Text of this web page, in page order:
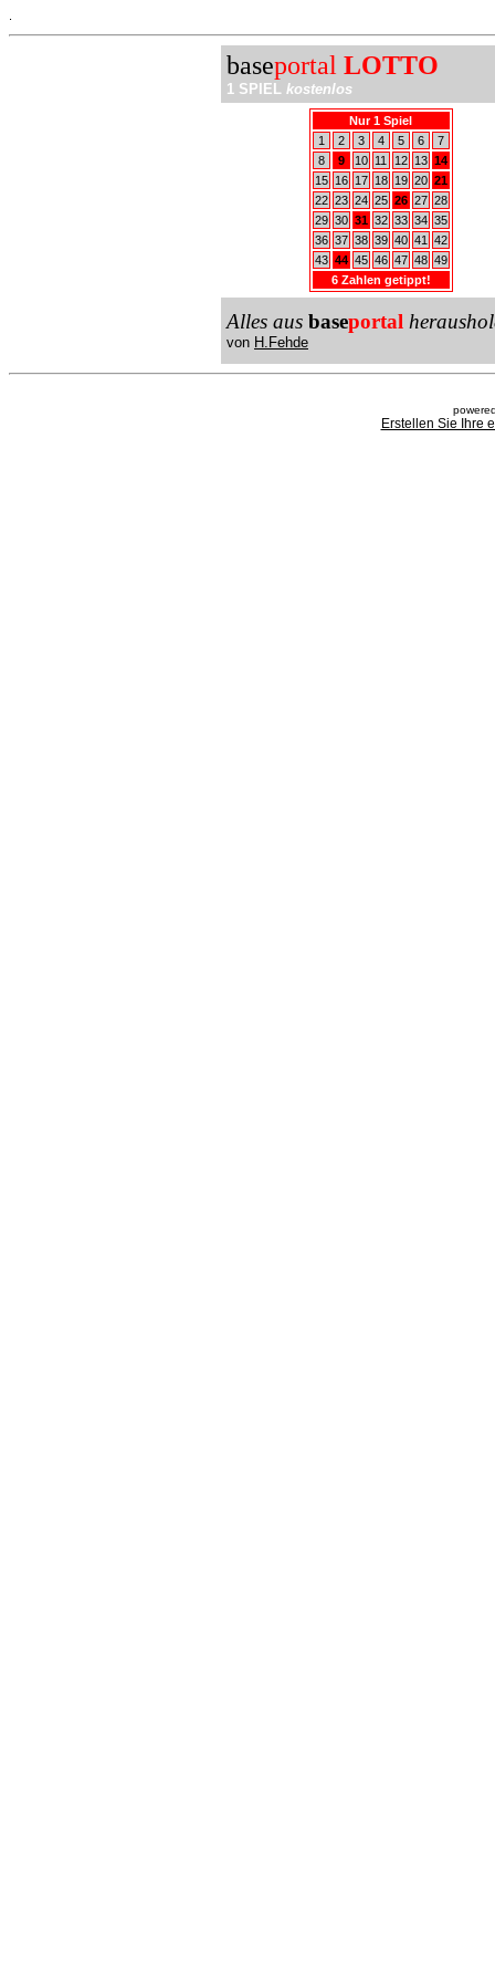
baseportal LOTTO
1 SPIEL kostenlos
Nur 1 Spiel
1
2 3 4 5 6
7
8
9 10 11 12 13 14
15
16 17 18 19 20 21
22 23 24 25 26 27 28
29 30 31 32 33 34 35
36 37 38 39 40 41
42
43 44 45 46 47 48 49
6 Zahlen getippt!
Alles aus baseportal
von H.Fehde
Erstellen Sie Ihre